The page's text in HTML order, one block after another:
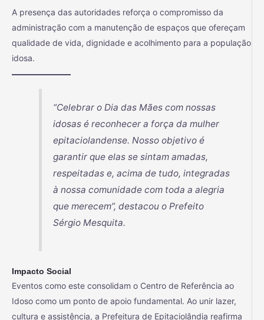
A presença das autoridades reforça o compromisso da
administração com a manutenção de espaços que ofereçam
qualidade de vida, dignidade e acolhimento para a população
idosa.
“Celebrar o Dia das Mães com nossas
idosas é reconhecer a força da mulher
epitaciolandense. Nosso objetivo é
garantir que elas se sintam amadas,
respeitadas e, acima de tudo, integradas
à nossa comunidade com toda a alegria
que merecem”, destacou o Prefeito
Sérgio Mesquita.
Impacto Social
Eventos como este consolidam o Centro de Referência ao
Idoso como um ponto de apoio fundamental. Ao unir lazer,
cultura e assistência, a Prefeitura de Epitaciolândia reafirma